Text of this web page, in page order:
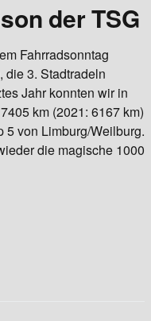
der TSG
Fahrradsonntag
die 3. Stadtradeln
Jahr konnten wir in
km (2021: 6167 km)
5 von Limburg/Weilburg.
die magische 1000